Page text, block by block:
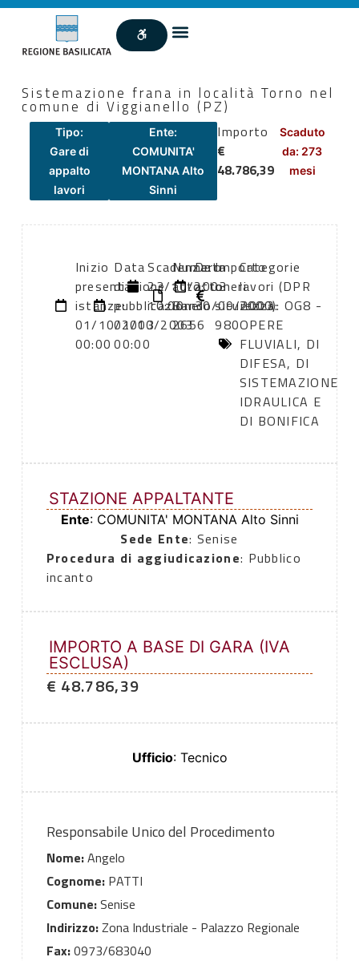
Sistemazione frana in località Torno nel
comune di Viggianello (PZ)
Tipo:
Gare di
appalto
lavori
Ente:
COMUNITA'
MONTANA Alto
Sinni
Importo
€
48.786,39
Scaduto
da: 273
mesi
Inizio
presentazione
istanze:
01/10/2003
00:00
Data
di
pubblicazione:
01/10/2003
00:00
Scadenza:
23/10/2003
10:00
Numero
atto:
Bando
2656
Data
atto:
30/09/2003
Importo
oneri
sicurezza:
980
Categorie
lavori (DPR
2000): OG8 -
OPERE
FLUVIALI, DI
DIFESA, DI
SISTEMAZIONE
IDRAULICA E
DI BONIFICA
STAZIONE APPALTANTE
Ente: COMUNITA' MONTANA Alto Sinni
Sede Ente: Senise
Procedura di aggiudicazione: Pubblico
incanto
IMPORTO A BASE DI GARA (IVA
ESCLUSA)
€ 48.786,39
Ufficio: Tecnico
Responsabile Unico del Procedimento
Nome:Angelo
Cognome:PATTI
Comune:Senise
Indirizzo:Zona Industriale - Palazzo Regionale
Fax:0973/683040